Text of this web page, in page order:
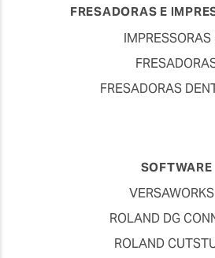
FRESADORAS E
IMPRESSORAS
FRESADORAS
SOFTWARE
ROLAND DG
ROLAND